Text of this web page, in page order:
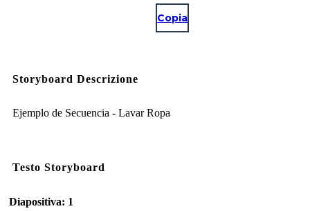
Copia
Storyboard Descrizione
Ejemplo de Secuencia - Lavar Ropa
Testo Storyboard
Diapositiva: 1